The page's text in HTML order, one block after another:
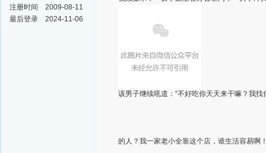
注册时间
2009-08-11
最后登录
2024-11-06
该男子继续吼道：“不好吃你天天来干嘛？我
的人？我一家老小全靠这个店，谁生活容易啊